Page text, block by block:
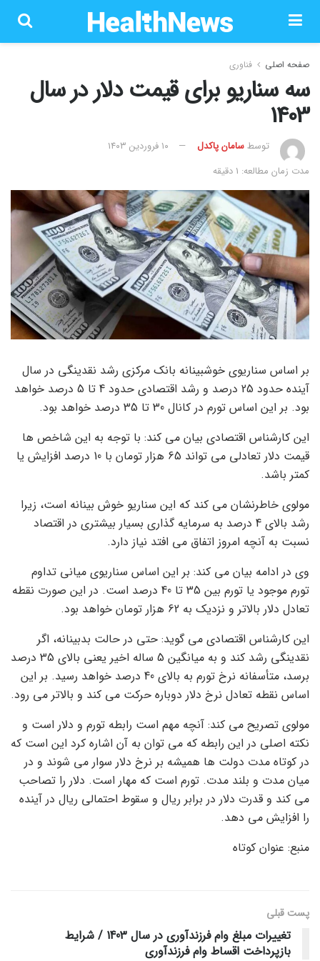
صفحه اصلی فناوری
سه سناریو برای قیمت دلار در سال
1403
توسطسامان پاکدل
۱۰ فروردین ۱۴۰۳
مدت زمان مطالعه: 1 دقیقه
بر اساس سناریوی خوشبینانه بانک مرکزی رشد نقدینگی در سال
آینده حدود 25 درصد و رشد اقتصادی حدود 4 تا 5 درصد خواهد
بود. بر این اساس تورم در کانال 30 تا 35 درصد خواهد بود.
این کارشناس اقتصادی بیان می کند: با توجه به این شاخص ها
قیمت دلار تعادلی می تواند 65 هزار تومان با 10 درصد افزایش یا
کمتر باشد.
مولوی خاطرنشان می کند که این سناریو خوش بینانه است، زیرا
رشد بالای 4 درصد به سرمایه گذاری بسیار بیشتری در اقتصاد
نسبت به آنچه امروز اتفاق می افتد نیاز دارد.
وی در ادامه بیان می کند: بر این اساس سناریوی میانی تداوم
تورم موجود یا تورم بین 35 تا 40 درصد است. در این صورت نقطه
تعادل دلار بالاتر و نزدیک به 62 هزار تومان خواهد بود.
این کارشناس اقتصادی می گوید: حتی در حالت بدبینانه، اگر
نقدینگی رشد کند و به میانگین 5 ساله اخیر یعنی بالای 35 درصد
برسد، متأسفانه نرخ تورم به بالای 40 درصد خواهد رسید. بر این
اساس نقطه تعادل نرخ دلار دوباره حرکت می کند و بالاتر می رود.
مولوی تصریح می کند: آنچه مهم است رابطه تورم و دلار است و
نکته اصلی در این رابطه که می توان به آن اشاره کرد این است که
در کوتاه مدت دولت ها همیشه بر نرخ دلار سوار می شوند و در
میان مدت و بلند مدت. تورم است که مهار است. دلار را تصاحب
می کند و قدرت دلار در برابر ریال و سقوط احتمالی ریال در آینده
را افزایش می دهد.
منبع: عنوان کوتاه
پست قبلی
تغییرات مبلغ وام فرزندآوری در سال 1403 / شرایط
بازپرداخت اقساط وام فرزندآوری